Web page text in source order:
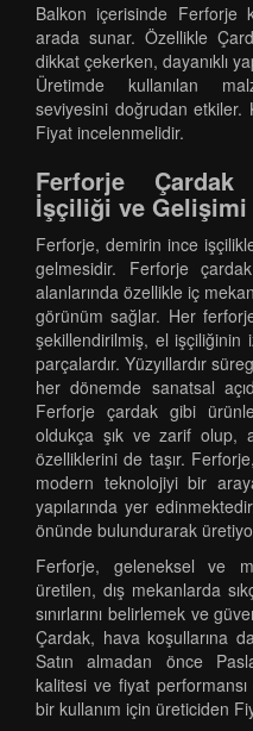
Balkon içerisinde Ferforje
arada sunar. Özellikle
dikkat çekerken, dayanıklı
Üretimde kullanılan
seviyesini doğrudan
Fiyat incelenmelidir.
Ferforje
İşçiliği ve Gelişimi
Ferforje, demirin ince
gelmesidir. Ferforje
alanlarında özellikle iç
görünüm sağlar. Her
şekillendirilmiş, el işçiliğinin
parçalardır. Yüzyıllardır
her dönemde sanatsal
Ferforje çardak gibi
oldukça şık ve zarif olup,
özelliklerini de taşır.
modern teknolojiyi bir
yapılarında yer
önünde bulundurarak
Ferforje, geleneksel ve
üretilen, dış mekanlarda
sınırlarını belirlemek ve
Çardak, hava koşullarına
Satın almadan önce
kalitesi ve fiyat
bir kullanım için üreticiden